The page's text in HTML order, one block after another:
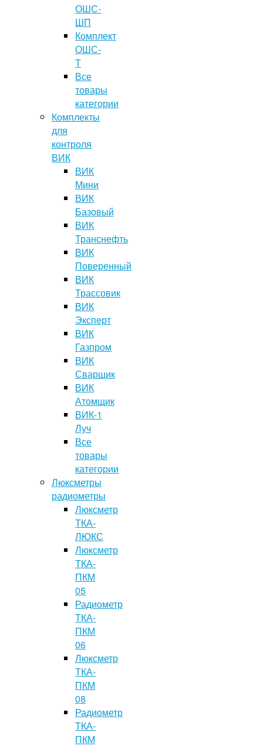
ОШС-
ШП
Комплект
ОШС-
Т
Все
товары
категории
Комплекты
для
контроля
ВИК
ВИК
Мини
ВИК
Базовый
ВИК
Транснефть
ВИК
Поверенный
ВИК
Трассовик
ВИК
Эксперт
ВИК
Газпром
ВИК
Сварщик
ВИК
Атомщик
ВИК-1
Луч
Все
товары
категории
Люксметры
радиометры
Люксметр
ТКА-
ЛЮКС
Люксметр
ТКА-
ПКМ
05
Радиометр
ТКА-
ПКМ
06
Люксметр
ТКА-
ПКМ
08
Радиометр
ТКА-
ПКМ